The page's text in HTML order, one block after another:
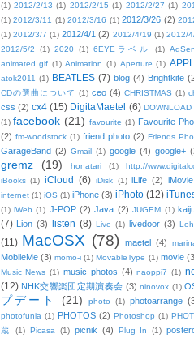
(1) 2012/2/13 (1) 2012/2/15 (1) 2012/2/27 (1)
(1) 2012/3/11 (1) 2012/3/16 (1) 2012/3/26 (2)
(1) 2012/3/7 (1) 2012/4/1 (2) 2012/4/19 (1) 2012/
2012/5/2
(1) 2020 (1) 6EYEラベル (1)
animated gif (1) Animation (1) Aperture (1)
atok2011 (1) BEATLES (7) blog (4) Brightkite
CDの選曲について (1) ceo (4) CHRISTMAS (1)
css (2) cx4 (15) DigitaMaetel (6) DOWNLOAD
(1) facebook (21) favourite (1) Favourite
(2) fm-woodstock (1) friend photo (2) Friends
GarageBand (2) Gmail (1) google (4) google+
gremz (19) honatari (1) http://
iBooks (1) iCloud (6) iDisk (1) iLife (2) iMovie
internet (1) iOS (1) iPhone (3) iPhoto (12)
(1) iWeb (1) J-POP (2) Java (2) JUGEM (1)
(7) Lion (3) listen (8) Live (1) livedoor (3)
(11) MacOSX (78) maetel (4)
MobileMe (3) momo-i (1) MovableType (1) movie
Music News (1) music photos (4) naoppi7 (1)
(12) NHK交響楽団定期演奏会 (3) ninovox (1)
プデート
(21) photo (1) photoarrange
photofunia (1) PHOTOS (2) Photoshop (1)
蔵
(1) Picasa (1) picnik (4) Plug In (1)